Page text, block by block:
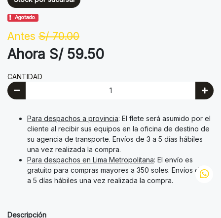
Agotado.
Antes S/ 70.00
Ahora S/ 59.50
CANTIDAD
Para despachos a provincia: El flete será asumido por el
cliente al recibir sus equipos en la oficina de destino de
su agencia de transporte. Envíos de 3 a 5 días hábiles
una vez realizada la compra.
Para despachos en Lima Metropolitana: El envío es
gratuito para compras mayores a 350 soles. Envíos de 3
a 5 días hábiles una vez realizada la compra.
Descripción